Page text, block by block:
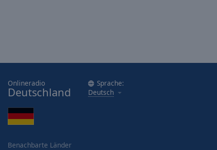
Onlineradio
Deutschland
Sprache:
Deutsch
Benachbarte Länder